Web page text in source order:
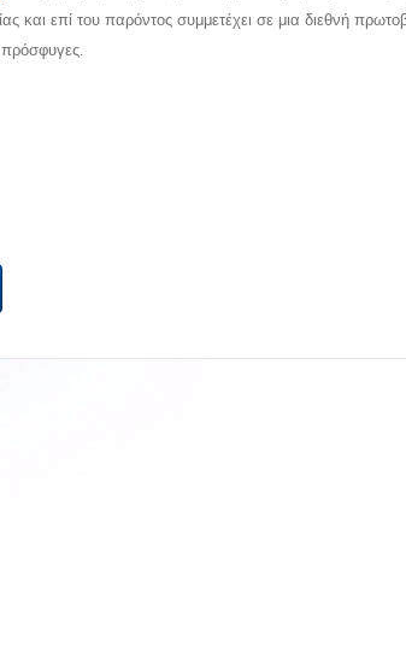
και επί του παρόντος συμμετέχει σε μια διεθνή
πρόσφυγες.